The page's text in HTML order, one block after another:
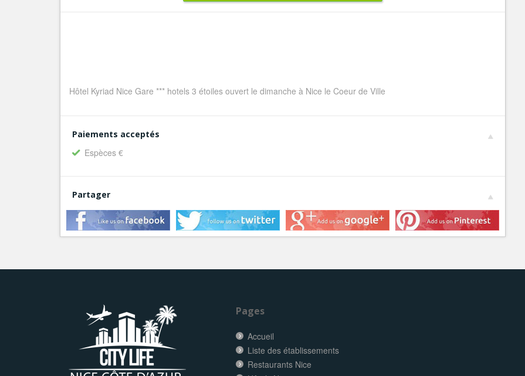
Hôtel Kyriad Nice Gare *** hotels 3 étoiles ouvert le dimanche à Nice le Coeur de Ville
Paiements acceptés
Espèces €
Partager
Pages
Accueil
Liste des établissements
Restaurants Nice